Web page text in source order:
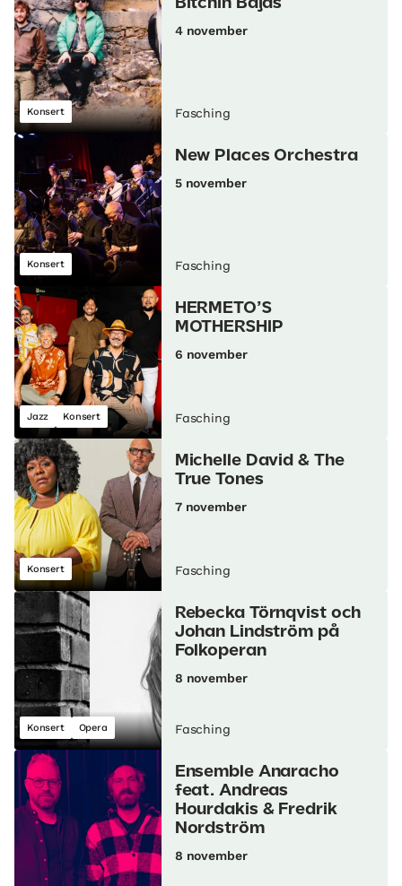
Konsert
Bitchin Bajas
4 november
Fasching
Konsert
New Places Orchestra
5 november
Fasching
Jazz Konsert
HERMETO’S
MOTHERSHIP
6 november
Fasching
Konsert
Michelle David & The
True Tones
7 november
Fasching
Konsert Opera
Rebecka Törnqvist och
Johan Lindström på
Folkoperan
8 november
Fasching
Ensemble Anaracho
feat. Andreas
Hourdakis & Fredrik
Nordström
8 november